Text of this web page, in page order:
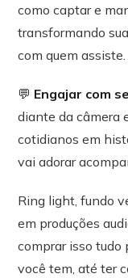
como captar e
transformando
com quem assiste.
💬 Engajar com
diante da câmera
cotidianos em
vai adorar
Ring light, fundo
em produções
comprar isso tudo
você tem, até ter